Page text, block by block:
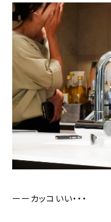
ーーカッコいい・・・